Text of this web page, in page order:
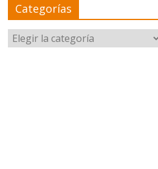
Categorías
Categorías